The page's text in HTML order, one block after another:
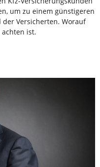
um zu einem günstigeren
Versicherten. Worauf
achten ist.